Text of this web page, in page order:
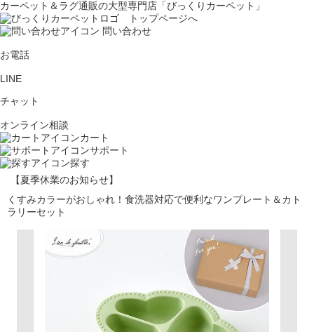
カーペット＆ラグ通販の大型専門店「びっくりカーペット」
問い合わせ
お電話
LINE
チャット
オンライン相談
カート
サポート
探す
【夏季休業のお知らせ】
くすみカラーがおしゃれ！食洗器対応で便利なワンプレート＆カト
ラリーセット